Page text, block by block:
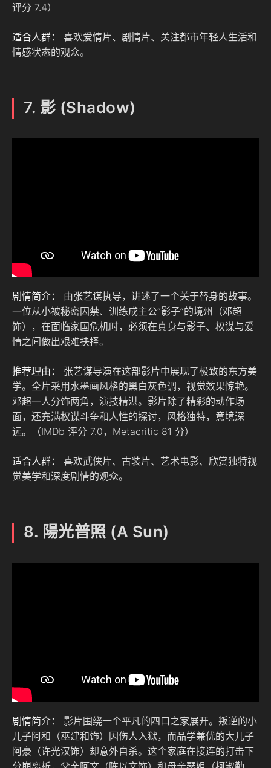
评分 7.4）
适合人群：
喜欢爱情片、剧情片、关注都市年轻人生活和
情感状态的观众。
7. 影 (Shadow)
剧情简介：
由张艺谋执导，讲述了一个关于替身的故事。
一位从小被秘密囚禁、训练成主公“影子”的境州（邓超
饰），在面临家国危机时，必须在真身与影子、权谋与爱
情之间做出艰难抉择。
推荐理由：
张艺谋导演在这部影片中展现了极致的东方美
学。全片采用水墨画风格的黑白灰色调，视觉效果惊艳。
邓超一人分饰两角，演技精湛。影片除了精彩的动作场
面，还充满权谋斗争和人性的探讨，风格独特，意境深
远。（IMDb 评分 7.0，Metacritic 81 分）
适合人群：
喜欢武侠片、古装片、艺术电影、欣赏独特视
觉美学和深度剧情的观众。
8. 陽光普照 (A Sun)
剧情简介：
影片围绕一个平凡的四口之家展开。叛逆的小
儿子阿和（巫建和饰）因伤人入狱，而品学兼优的大儿子
阿豪（许光汉饰）却意外自杀。这个家庭在接连的打击下